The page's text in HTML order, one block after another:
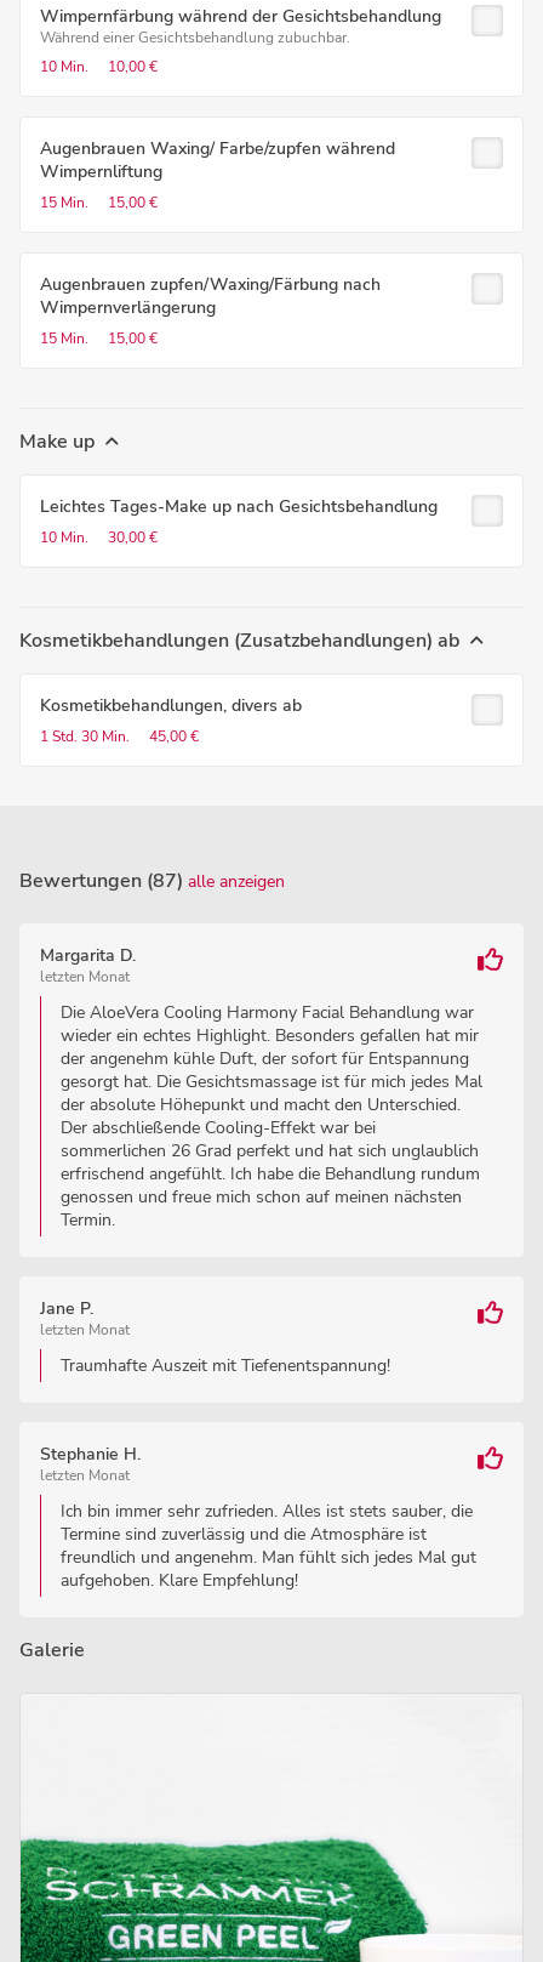
Wimpernfärbung während der Gesichtsbehandlung
Während einer Gesichtsbehandlung zubuchbar.
10 Min.
10,00 €
Augenbrauen Waxing/ Farbe/zupfen während
Wimpernliftung
15 Min. 15,00 €
Augenbrauen zupfen/Waxing/Färbung nach
Wimpernverlängerung
15 Min. 15,00 €
Make up
Leichtes Tages-Make up nach Gesichtsbehandlung
10 Min. 30,00 €
Kosmetikbehandlungen (Zusatzbehandlungen) ab
Kosmetikbehandlungen, divers ab
1 Std. 30 Min. 45,00 €
Bewertungen (87) alle anzeigen
Margarita D.
letzten Monat
Die AloeVera Cooling Harmony Facial Behandlung war
wieder ein echtes Highlight. Besonders gefallen hat mir
der angenehm kühle Duft, der sofort für Entspannung
gesorgt hat. Die Gesichtsmassage ist für mich jedes Mal
der absolute Höhepunkt und macht den Unterschied.
Der abschließende Cooling-Effekt war bei
sommerlichen 26 Grad perfekt und hat sich unglaublich
erfrischend angefühlt. Ich habe die Behandlung rundum
genossen und freue mich schon auf meinen nächsten
Termin.
Jane P.
letzten Monat
Traumhafte Auszeit mit Tiefenentspannung!
Stephanie H.
letzten Monat
Ich bin immer sehr zufrieden. Alles ist stets sauber, die
Termine sind zuverlässig und die Atmosphäre ist
freundlich und angenehm. Man fühlt sich jedes Mal gut
aufgehoben. Klare Empfehlung!
Galerie